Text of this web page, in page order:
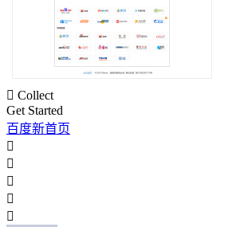
 Collect
Get Started
百度新首页




